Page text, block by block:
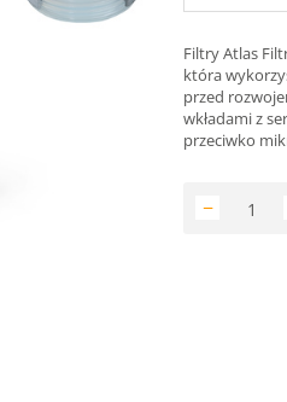
Filtry Atlas
która
przed
wkładami z
przeciwko
−